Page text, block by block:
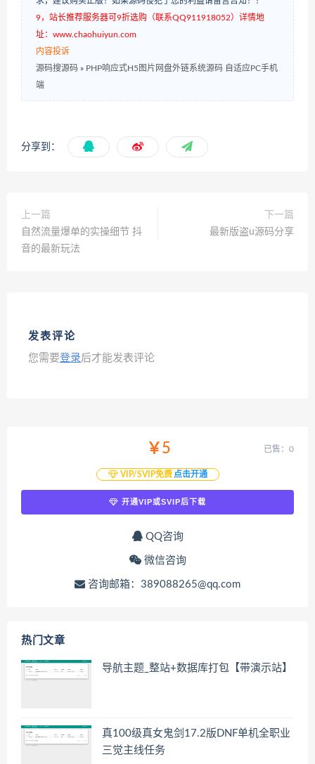
9，站长推荐服务器可9折选购（联系QQ911918052）详情地
址：www.chaohuiyun.com
内容投诉
源码搜源码 » PHP响应式H5图片网盘外链系统源码 自适应PC手机
端
分享到：
上一篇
自然流量爆单的实操细节 抖
音的最新玩法
下一篇
最新版盗u源码分享
发表评论
您需要登录后才能发表评论
￥5
VIP/SVIP免费 点击开通
已售：0
开通VIP或SVIP后下载
QQ咨询
微信咨询
咨询邮箱：389088265@qq.com
热门文章
导航主题_整站+数据库打包【带演示站】
真100级真女鬼剑17.2版DNF单机全职业
三觉主线任务